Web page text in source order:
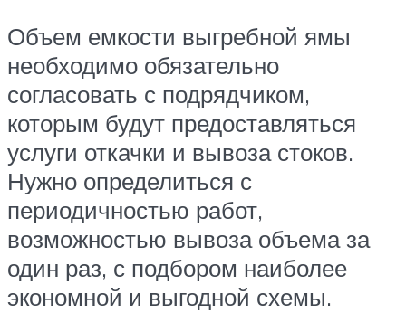
Объем емкости выгребной ямы
необходимо обязательно
согласовать с подрядчиком,
которым будут предоставляться
услуги откачки и вывоза стоков.
Нужно определиться с
периодичностью работ,
возможностью вывоза объема за
один раз, с подбором наиболее
экономной и выгодной схемы.